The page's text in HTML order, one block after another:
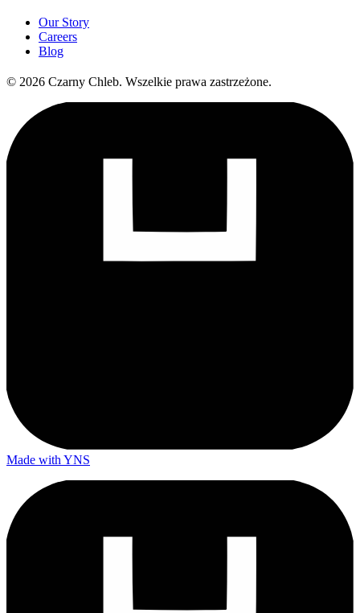
Our Story
Careers
Blog
© 2026 Czarny Chleb. Wszelkie prawa zastrzeżone.
Made with YNS